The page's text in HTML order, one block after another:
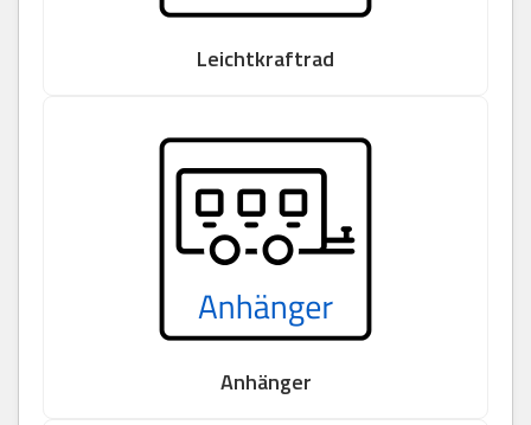
Leichtkraftrad
Anhänger